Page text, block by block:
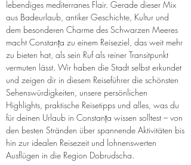
lebendiges mediterranes Flair. Gerade dieser Mix
aus Badeurlaub, antiker Geschichte, Kultur und
dem besonderen Charme des Schwarzen Meeres
macht Constanța zu einem Reiseziel, das weit mehr
zu bieten hat, als sein Ruf als reiner Transitpunkt
vermuten lässt. Wir haben die Stadt selbst erkundet
und zeigen dir in diesem Reiseführer die schönsten
Sehenswürdigkeiten, unsere persönlichen
Highlights, praktische Reisetipps und alles, was du
für deinen Urlaub in Constanța wissen solltest – von
den besten Stränden über spannende Aktivitäten bis
hin zur idealen Reisezeit und lohnenswerten
Ausflügen in die Region Dobrudscha.